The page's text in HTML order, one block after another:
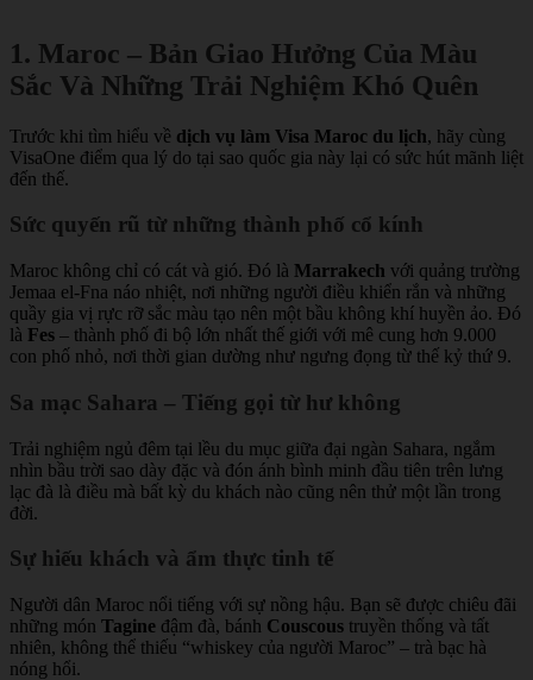
1. Maroc – Bản Giao Hưởng Của Màu
Sắc Và Những Trải Nghiệm Khó Quên
Trước khi tìm hiểu về dịch vụ làm Visa Maroc du lịch, hãy cùng
VisaOne điểm qua lý do tại sao quốc gia này lại có sức hút mãnh liệt
đến thế.
Sức quyến rũ từ những thành phố cổ kính
Maroc không chỉ có cát và gió. Đó là Marrakech với quảng trường
Jemaa el-Fna náo nhiệt, nơi những người điều khiển rắn và những
quầy gia vị rực rỡ sắc màu tạo nên một bầu không khí huyền ảo. Đó
là Fes – thành phố đi bộ lớn nhất thế giới với mê cung hơn 9.000
con phố nhỏ, nơi thời gian dường như ngưng đọng từ thế kỷ thứ 9.
Sa mạc Sahara – Tiếng gọi từ hư không
Trải nghiệm ngủ đêm tại lều du mục giữa đại ngàn Sahara, ngắm
nhìn bầu trời sao dày đặc và đón ánh bình minh đầu tiên trên lưng
lạc đà là điều mà bất kỳ du khách nào cũng nên thử một lần trong
đời.
Sự hiếu khách và ẩm thực tinh tế
Người dân Maroc nổi tiếng với sự nồng hậu. Bạn sẽ được chiêu đãi
những món Tagine đậm đà, bánh Couscous truyền thống và tất
nhiên, không thể thiếu “whiskey của người Maroc” – trà bạc hà
nóng hổi.